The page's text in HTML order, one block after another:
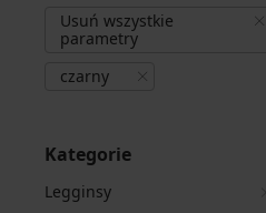
Usuń wszystkie
parametry
czarny
Kategorie
Legginsy